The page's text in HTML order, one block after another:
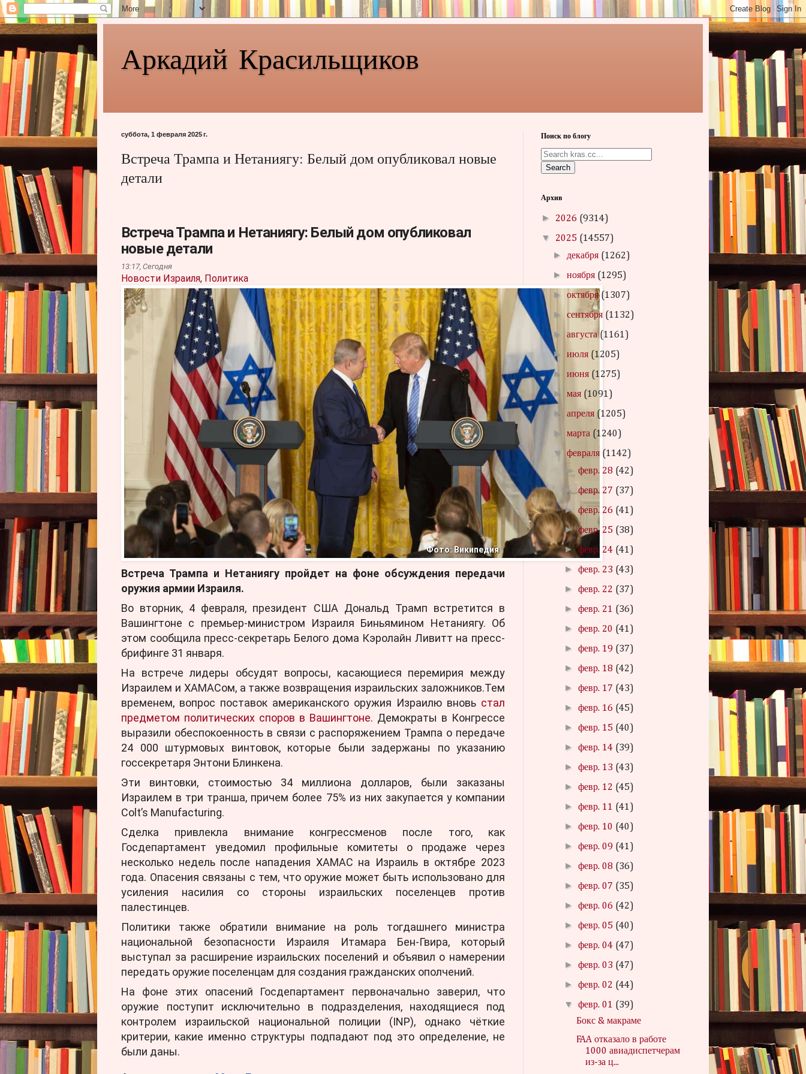
Аркадий Красильщиков
суббота, 1 февраля 2025 г.
Встреча Трампа и Нетаниягу: Белый дом опубликовал новые
детали
Встреча Трампа и Нетаниягу: Белый дом опубликовал
новые детали
13:17, Сегодня
Новости Израиля, Политика
Фото: Википедия
Встреча Трампа и Нетаниягу пройдет на фоне обсуждения передачи
оружия армии Израиля.
Во вторник, 4 февраля, президент США Дональд Трамп встретится в
Вашингтоне с премьер-министром Израиля Биньямином Нетаниягу. Об
этом сообщила пресс-секретарь Белого дома Кэролайн Ливитт на пресс-
брифинге 31 января.
На встрече лидеры обсудят вопросы, касающиеся перемирия между
Израилем и ХАМАСом, а также возвращения израильских заложников.Тем
временем, вопрос поставок американского оружия Израилю вновь стал
предметом политических споров в Вашингтоне. Демократы в Конгрессе
выразили обеспокоенность в связи с распоряжением Трампа о передаче
24 000 штурмовых винтовок, которые были задержаны по указанию
госсекретаря Энтони Блинкена.
Эти винтовки, стоимостью 34 миллиона долларов, были заказаны
Израилем в три транша, причем более 75% из них закупается у компании
Colt’s Manufacturing.
Сделка привлекла внимание конгрессменов после того, как
Госдепартамент уведомил профильные комитеты о продаже через
несколько недель после нападения ХАМАС на Израиль в октябре 2023
года. Опасения связаны с тем, что оружие может быть использовано для
усиления насилия со стороны израильских поселенцев против
палестинцев.
Политики также обратили внимание на роль тогдашнего министра
национальной безопасности Израиля Итамара Бен-Гвира, который
выступал за расширение израильских поселений и объявил о намерении
передать оружие поселенцам для создания гражданских ополчений.
На фоне этих опасений Госдепартамент первоначально заверил, что
оружие поступит исключительно в подразделения, находящиеся под
контролем израильской национальной полиции (INP), однако чёткие
критерии, какие именно структуры подпадают под это определение, не
были даны.
Поиск по блогу
Search
Архив
► 2026 (9314)
▼ 2025 (14557)
► декабря (1262)
►ноября (1295)
►октября(1307)
►сентября (1132)
►августа(1161)
►июля (1205)
►июня (1275)
►мая (1091)
►апреля (1205)
►марта (1240)
▼февраля (1142)
►февр. 28 (42)
►февр. 27 (37)
►февр. 26 (41)
►февр. 25 (38)
►февр. 24 (41)
►февр. 23 (43)
►февр. 22 (37)
►февр. 21 (36)
►февр. 20 (41)
►февр. 19 (37)
►февр. 18 (42)
►февр. 17 (43)
►февр. 16 (45)
►февр. 15 (40)
►февр. 14 (39)
►февр. 13 (43)
►февр. 12 (45)
►февр. 11 (41)
►февр. 10 (40)
►февр. 09 (41)
►февр. 08 (36)
►февр. 07 (35)
►февр. 06 (42)
►февр. 05 (40)
►февр. 04 (47)
►февр. 03 (47)
►февр. 02 (44)
▼февр. 01 (39)
Бокс & макраме
FAA отказало в работе
1000 авиадиспетчерам
из-за ц...